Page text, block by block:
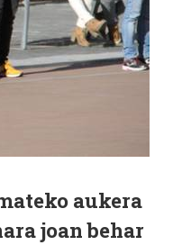
aukera
joan behar